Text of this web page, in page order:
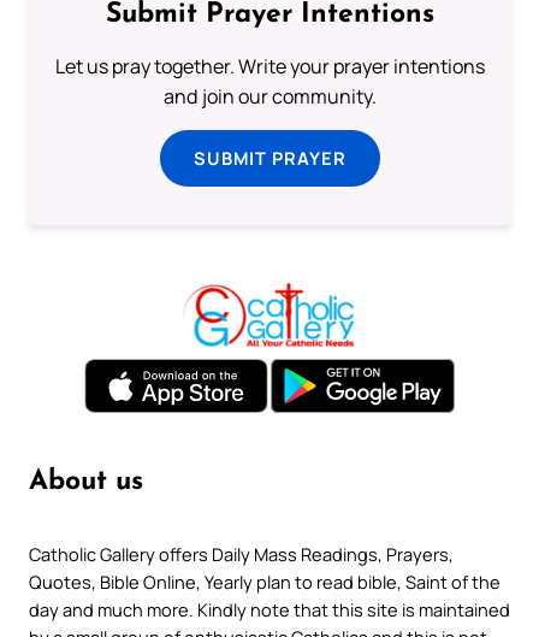
Submit Prayer Intentions
Let us pray together. Write your prayer intentions
and join our community.
SUBMIT PRAYER
About us
Catholic Gallery offers Daily Mass Readings, Prayers,
Quotes, Bible Online, Yearly plan to read bible, Saint of the
day and much more. Kindly note that this site is maintained